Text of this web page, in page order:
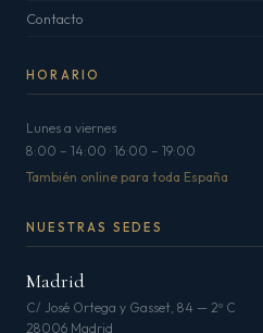
Contacto
HORARIO
Lunes a viernes
8:00 – 14:00 · 16:00 – 19:00
También online para toda España
NUESTRAS SEDES
Madrid
C/ José Ortega y Gasset, 84 — 2º C
28006 Madrid